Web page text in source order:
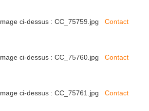
ci-dessus : CC_75759.jpg Contact
ci-dessus : CC_75760.jpg Contact
ci-dessus : CC_75761.jpg Contact